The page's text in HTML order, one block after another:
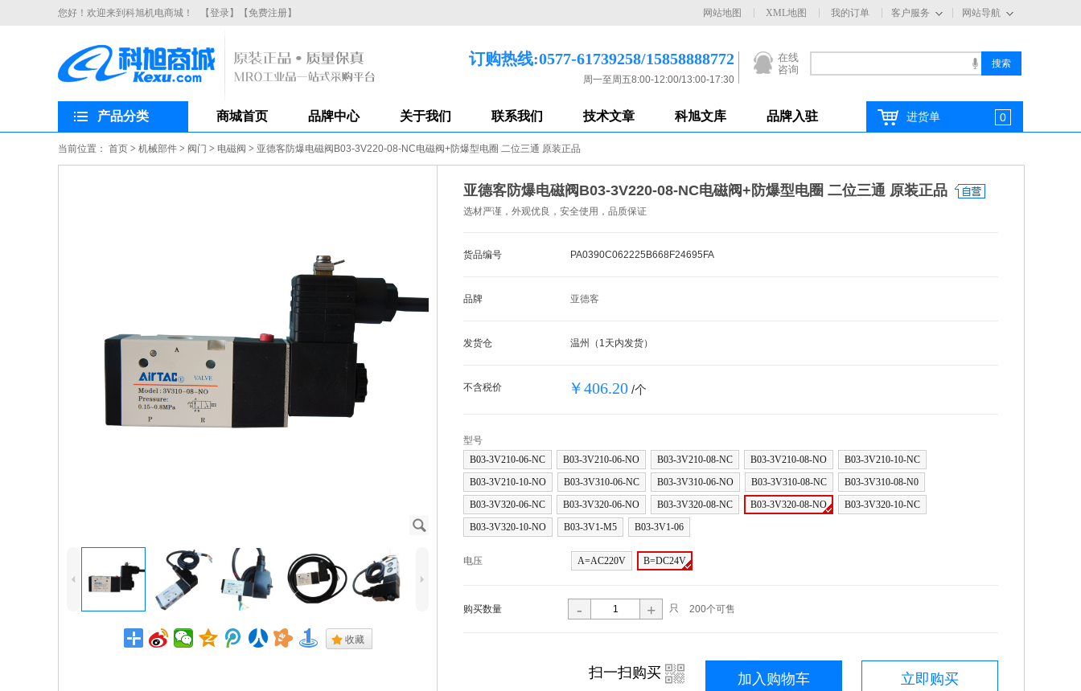
您好！欢迎来到科旭机电商城！ 【登录】 【免费注册】 网站导航
客户服务
网站地图 XML地图 我的订单
在线
咨询
订购热线:0577-61739258/15858888772
周一至周五8:00-12:00/13:00-17:30
产品分类 商城首页 品牌中心 关于我们 联系我们 技术文章 科旭文库 品牌入驻 进货单 0
当前位置： 首页 > 机械部件 > 阀门 > 电磁阀 > 亚德客防爆电磁阀B03-3V220-08-NC电磁阀+防爆型电圈 二位三通 原装正品
J
4 5
. 收藏
亚德客防爆电磁阀B03-3V220-08-NC电磁阀+防爆型电圈 二位三通 原装正品
选材严谨，外观优良，安全使用，品质保证
货品编号 PA0390C062225B668F24695FA
品牌 亚德客
发货仓 温州（1天内发货）
不含税价 ￥406.20 /个
型号
B03-3V210-06-NC
B03-3V210-06-NO B03-3V210-08-NC B03-3V210-08-NO
B03-3V210-10-NC
B03-3V210-10-NO
B03-3V310-06-NC B03-3V310-06-NO B03-3V310-08-NC
B03-3V310-08-N0
B03-3V320-06-NC
B03-3V320-06-NO B03-3V320-08-NC B03-3V320-08-NO
B03-3V320-10-NC
B03-3V320-10-NO
B03-3V1-M5 B03-3V1-06
电压 A=AC220V B=DC24V
购买数量 - + 只 200个可售
立即购买
加入购物车
扫一扫购买 i